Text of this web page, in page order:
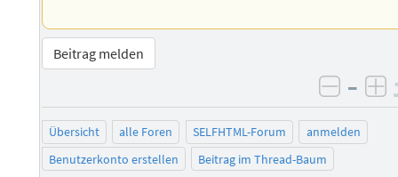
Beitrag melden
–
Übersicht alle Foren SELFHTML-Forum
anmelden
Benutzerkonto erstellen
Beitrag im Thread-Baum